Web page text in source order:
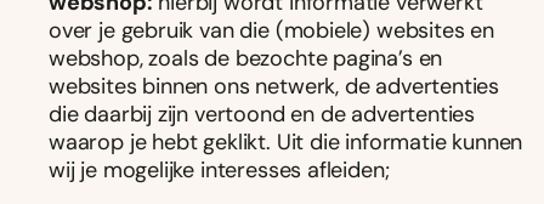
over je gebruik van die (mobiele) websites en
webshop, zoals de bezochte pagina’s en
websites binnen ons netwerk, de advertenties
die daarbij zijn vertoond en de advertenties
waarop je hebt geklikt. Uit die informatie kunnen
wij je mogelijke interesses afleiden;